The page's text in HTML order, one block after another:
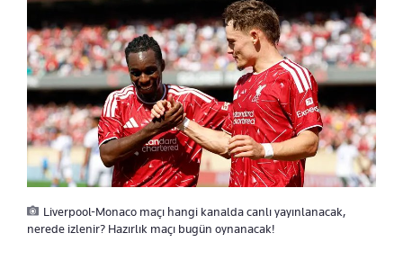
Liverpool-Monaco maçı hangi kanalda canlı yayınlanacak,
nerede izlenir? Hazırlık maçı bugün oynanacak!